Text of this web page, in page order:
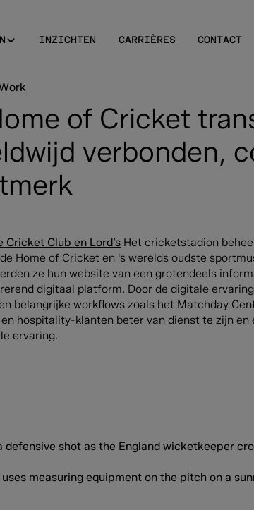
INZICHTEN CARRIÈRES CONTACT
of Cricket
verbonden,
Cricket Club en Lord’sHet cricketstadion
Home of Cricket en 's werelds oudste
ze hun website van een grotendeels
digitaal platform. Door de digitale
belangrijke workflows zoals het Matchday
hospitality-klanten beter van dienst te zijn
ervaring.